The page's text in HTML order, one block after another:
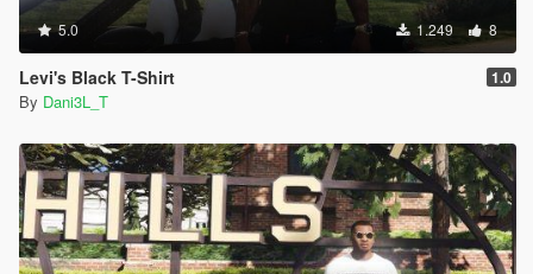
5.0 1.249 8
Levi's Black T-Shirt 1.0
By Dani3L_T